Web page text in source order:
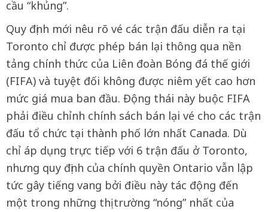
cầu “khủng”.
Quy định mới nêu rõ vé các trận đấu diễn ra tại
Toronto chỉ được phép bán lại thông qua nền
tảng chính thức của Liên đoàn Bóng đá thế giới
(FIFA) và tuyệt đối không được niêm yết cao hơn
mức giá mua ban đầu. Động thái này buộc FIFA
phải điều chỉnh chính sách bán lại vé cho các trận
đấu tổ chức tại thành phố lớn nhất Canada. Dù
chỉ áp dụng trực tiếp với 6 trận đấu ở Toronto,
nhưng quy định của chính quyền Ontario vẫn lập
tức gây tiếng vang bởi điều này tác động đến
một trong những thị trường “nóng” nhất của